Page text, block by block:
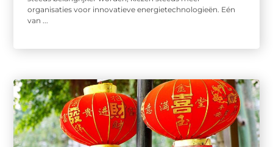
organisaties voor innovatieve energietechnologieën. Eén
van ...